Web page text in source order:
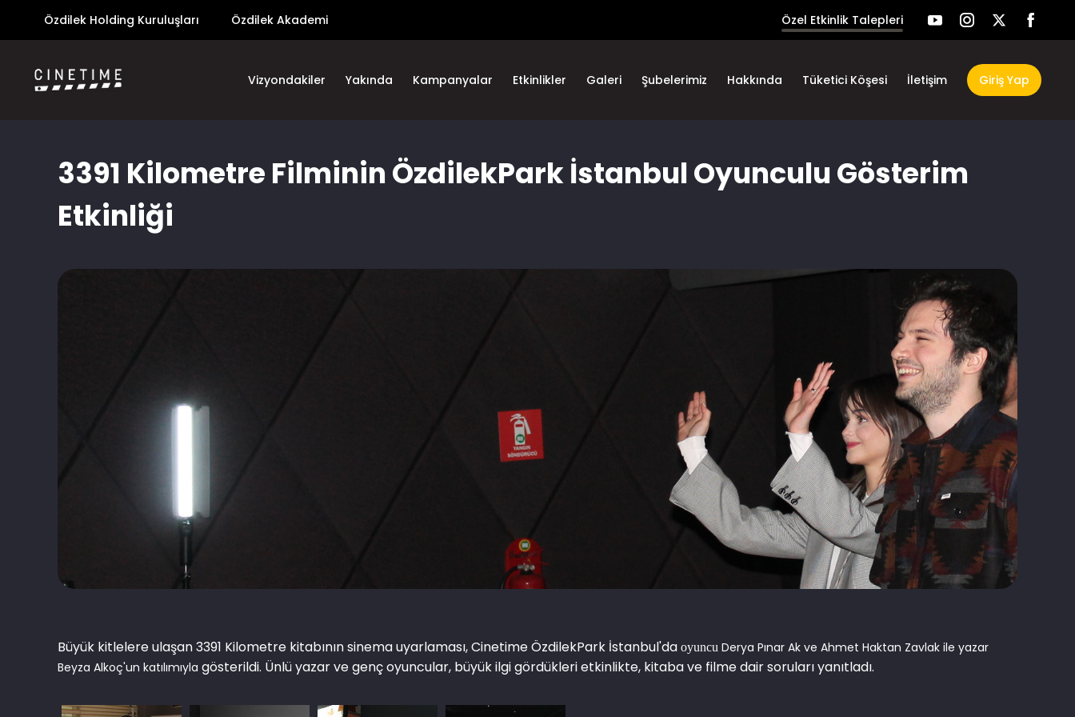
Özdilek Holding Kuruluşları Özdilek Akademi Özel Etkinlik Talepleri
Vizyondakiler Yakında Kampanyalar Etkinlikler Galeri Şubelerimiz Hakkında Tüketici Köşesi İletişim Giriş Yap
3391 Kilometre Filminin ÖzdilekPark İstanbul Oyunculu Gösterim
Etkinliği
Büyük kitlelere ulaşan 3391 Kilometre kitabının sinema uyarlaması, Cinetime ÖzdilekPark İstanbul'da oyuncu Derya Pınar Ak ve Ahmet Haktan Zavlak ile yazar
Beyza Alkoç'un katılımıyla gösterildi. Ünlü yazar ve genç oyuncular, büyük ilgi gördükleri etkinlikte, kitaba ve filme dair soruları yanıtladı.